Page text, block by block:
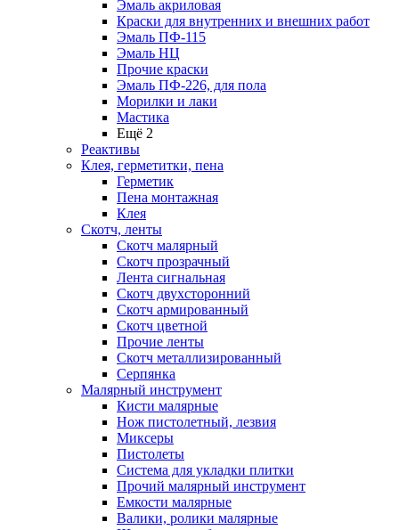
Эмаль акриловая
Краски для внутренних и внешних работ
Эмаль ПФ-115
Эмаль НЦ
Прочие краски
Эмаль ПФ-226, для пола
Морилки и лаки
Мастика
Ещё 2
Реактивы
Клея, герметитки, пена
Герметик
Пена монтажная
Клея
Скотч, ленты
Скотч малярный
Скотч прозрачный
Лента сигнальная
Скотч двухсторонний
Скотч армированный
Скотч цветной
Прочие ленты
Скотч металлизированный
Серпянка
Малярный инструмент
Кисти малярные
Нож пистолетный, лезвия
Миксеры
Пистолеты
Система для укладки плитки
Прочий малярный инструмент
Емкости малярные
Валики, ролики малярные